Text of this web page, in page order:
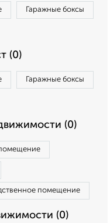
Гаражные боксы
(0)
Гаражные боксы
(0)
помещение
(0)